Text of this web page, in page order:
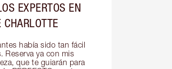
EXPERTOS EN
CHARLOTTE
había sido tan fácil
Reserva ya con mis
que te guiarán para